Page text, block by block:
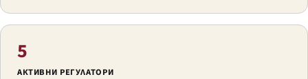
5
АКТИВНИ РЕГУЛАТОРИ